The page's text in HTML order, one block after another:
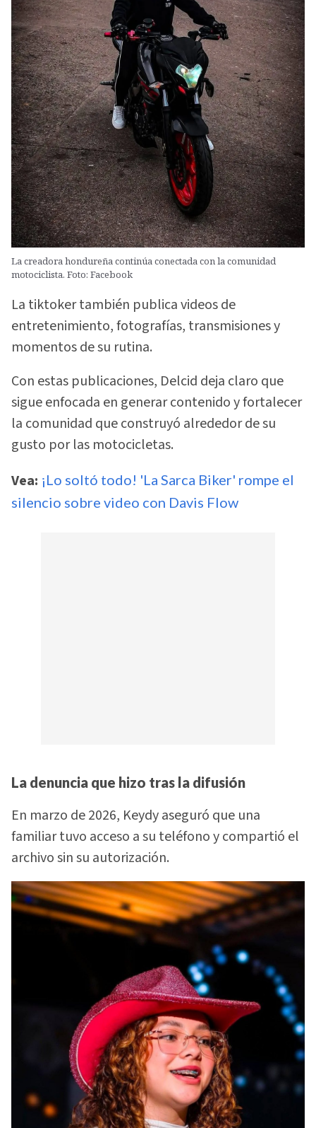
La creadora hondureña continúa conectada con la comunidad
motociclista. Foto: Facebook
La tiktoker también publica videos de
entretenimiento, fotografías, transmisiones y
momentos de su rutina.
Con estas publicaciones, Delcid deja claro que
sigue enfocada en generar contenido y fortalecer
la comunidad que construyó alrededor de su
gusto por las motocicletas.
Vea: ¡Lo soltó todo! 'La Sarca Biker' rompe el
silencio sobre video con Davis Flow
La denuncia que hizo tras la difusión
En marzo de 2026, Keydy aseguró que una
familiar tuvo acceso a su teléfono y compartió el
archivo sin su autorización.